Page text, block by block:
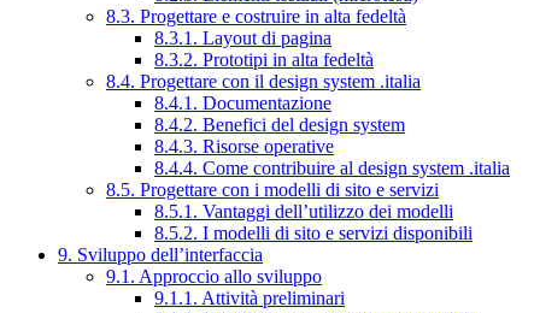
8.3. Progettare e costruire in alta fedeltà
8.3.1. Layout di pagina
8.3.2. Prototipi in alta fedeltà
8.4. Progettare con il design system .italia
8.4.1. Documentazione
8.4.2. Benefici del design system
8.4.3. Risorse operative
8.4.4. Come contribuire al design system .italia
8.5. Progettare con i modelli di sito e servizi
8.5.1. Vantaggi dell’utilizzo dei modelli
8.5.2. I modelli di sito e servizi disponibili
9. Sviluppo dell’interfaccia
9.1. Approccio allo sviluppo
9.1.1. Attività preliminari